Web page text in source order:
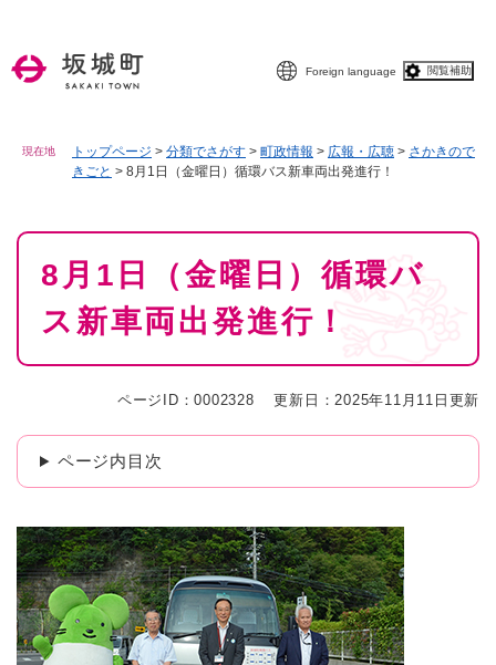
Foreign language 閲覧補助
現在地 トップページ > 分類でさがす > 町政情報 > 広報・広聴 > さかきので
きごと > 8月1日（金曜日）循環バス新車両出発進行！
本
8月1日（金曜日）循環バ
ス新車両出発進行！
ページID：0002328 更新日：2025年11月11日更新
ページ内目次